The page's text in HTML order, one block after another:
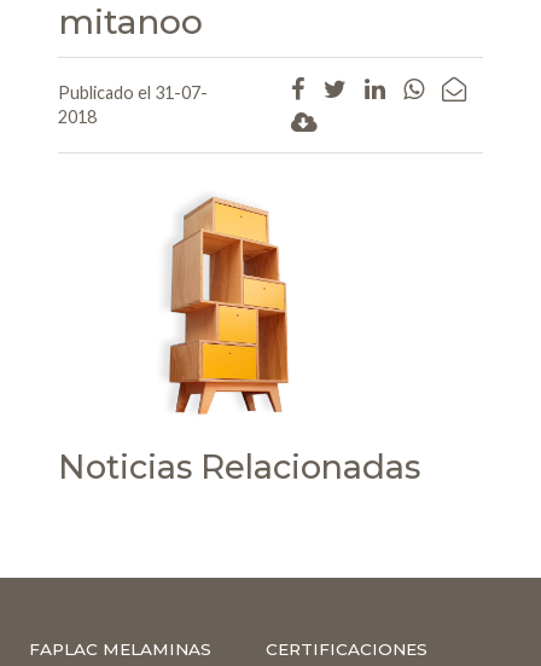
mitanoo
Publicado el 31-07-
2018
Noticias Relacionadas
FAPLAC MELAMINAS CERTIFICACIONES